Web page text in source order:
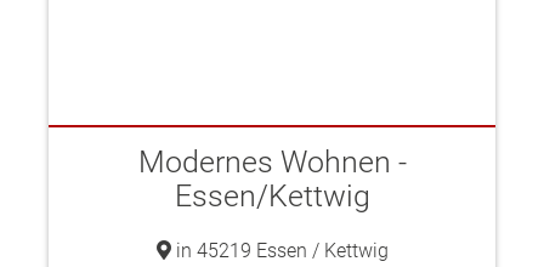
Modernes Wohnen -
Essen/Kettwig
in 45219 Essen / Kettwig